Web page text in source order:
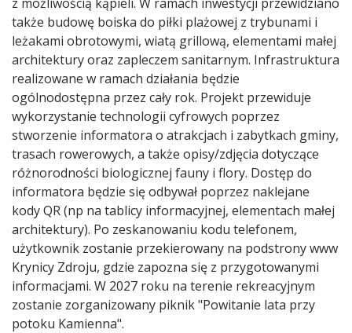
także budowę boiska do piłki plażowej z trybunami i
leżakami obrotowymi, wiatą grillową, elementami małej
architektury oraz zapleczem sanitarnym. Infrastruktura
realizowane w ramach działania będzie
ogólnodostępna przez cały rok. Projekt przewiduje
wykorzystanie technologii cyfrowych poprzez
stworzenie informatora o atrakcjach i zabytkach gminy,
trasach rowerowych, a także opisy/zdjęcia dotyczące
różnorodności biologicznej fauny i flory. Dostęp do
informatora będzie się odbywał poprzez naklejane
kody QR (np na tablicy informacyjnej, elementach małej
architektury). Po zeskanowaniu kodu telefonem,
użytkownik zostanie przekierowany na podstrony www
Krynicy Zdroju, gdzie zapozna się z przygotowanymi
informacjami. W 2027 roku na terenie rekreacyjnym
zostanie zorganizowany piknik "Powitanie lata przy
potoku Kamienna".